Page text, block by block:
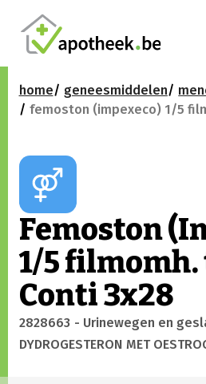
home geneesmiddelen
femoston (impexeco) 1/5
Femoston
1/5
Conti 3x28
2828663 - Urinewegen en
DYDROGESTERON MET